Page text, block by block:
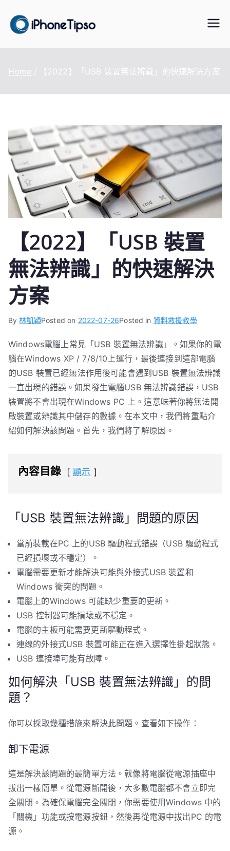
content
o
救援軟體
Home 【2022】「USB 裝置無法辨識」的快速解決方案
【2022】「USB 裝置
無法辨識」的快速解決
方案
By林凱穎Posted on 2022-07-26Posted in 資料救援教學
Windows電腦上常見「USB 裝置無法辨識」。如果你的電
腦在Windows XP / 7/8/10上運行，最後連接到這部電腦
的USB 裝置已經無法作用後可能會遇到USB 裝置無法辨識
一直出現的錯誤。如果發生電腦USB 無法辨識錯誤，USB
裝置將不會出現在Windows PC 上。這意味著你將無法開
啟裝置或辨識其中儲存的數據。在本文中，我們將重點介
紹如何解決該問題。首先，我們將了解原因。
內容目錄 顯示
「USB 裝置無法辨識」問題的原因
當前裝載在PC 上的USB 驅動程式錯誤（USB 驅動程式
已經損壞或不穩定）。
電腦需要更新才能解決可能與外接式USB 裝置和
Windows 衝突的問題。
電腦上的Windows 可能缺少重要的更新。
USB 控制器可能損壞或不穩定。
電腦的主板可能需要更新驅動程式。
連缐的外接式USB 裝置可能正在進入選擇性掛起狀態。
USB 連接埠可能有故障。
如何解決「USB 裝置無法辨識」的問
題？
你可以採取幾種措施來解決此問題。查看如下操作：
卸下電源
這是解決該問題的最簡單方法。就像將電腦從電源插座中
拔出一樣簡單。從電源斷開後，大多數電腦都不會立即完
全關閉。為確保電腦完全關閉，你需要使用Windows 中的
「關機」功能或按電源按鈕，然後再從電源中拔出PC 的電
源。